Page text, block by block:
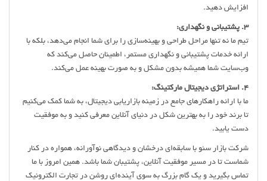
افزایش دهید.
3. پشتیبانی و نگهداری:
تیم ما نه تنها مراحل طراحی و بهینه‌سازی را برای شما انجام می‌دهد، بلکه با
ارائه خدمات پشتیبانی و نگهداری مستمر، اطمینان حاصل می‌کند که
وب‌سایت شما همیشه بدون مشکل و به صورت بهینه عمل می‌کند.
4. استراتژی دیجیتال مارکتینگ:
ما با ارائه راهکارهای جامع در زمینه بازاریابی دیجیتال، به شما کمک می‌کنیم
تا برند خود را به بهترین شکل در دنیای آنلاین معرفی کنید و به موفقیت
دست یابید.
شرکت بازار سئو با سابقه‌ای درخشان و دیدگاهی نوآورانه، همواره در کنار
شماست تا در مسیر موفقیت آنلاین، پشتیبان شما باشد. همین امروز با ما
تماس بگیرید و یک گام بزرگ به سوی آینده‌ای روشن در تجارت الکترونیک